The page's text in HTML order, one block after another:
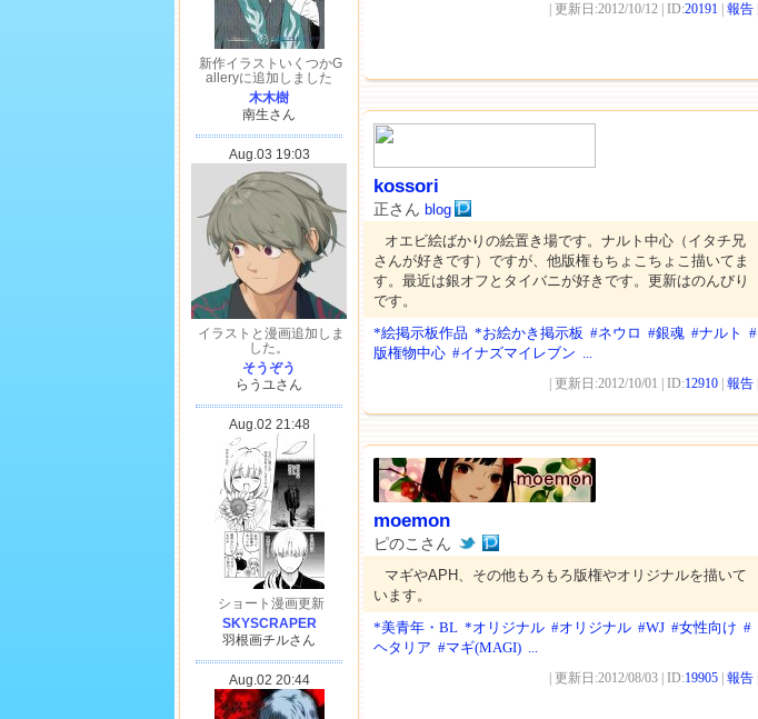
| 更新日:2012/10/12 | ID:20191 報告
kossori
正さん blog
オエビ絵ばかりの絵置き場です。ナルト中心（イタチ兄
さんが好きです）ですが、他版権もちょこちょこ描いてま
す。最近は銀オフとタイバニが好きです。更新はのんびり
です。
*絵掲示板作品 *お絵かき掲示板 #ネウロ #銀魂 #ナルト #
版権物中心 #イナズマイレブン ...
| 更新日:2012/10/01 | ID:12910 報告
moemon
ピのこさん
マギやAPH、その他もろもろ版権やオリジナルを描いて
います。
*美青年・BL *オリジナル #オリジナル #WJ #女性向け #
ヘタリア #マギ(MAGI) ...
| 更新日:2012/08/03 | ID:19905 報告